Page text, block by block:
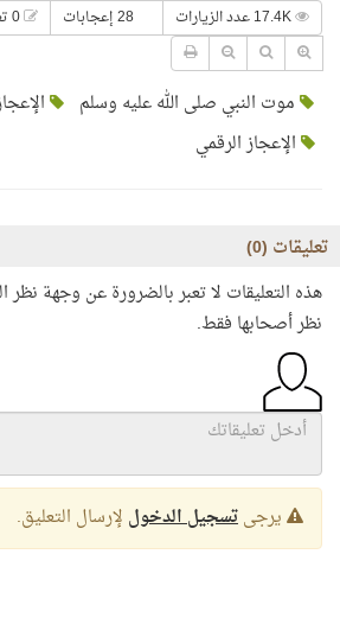
28 إعجابات
موت النبي صلى الله عليه وسلم
الإعجاز الرقمي
تعليقات (0
)
هذه التعليقات لا تعبر بالضرورة عن وجهة نظر
نظر أصحابها فقط.
يرجىتسجيل الدخول لإرسال التعليق.